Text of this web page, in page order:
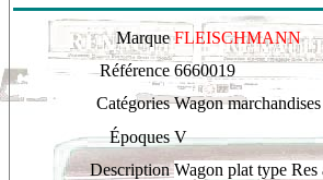
Marque FLEISCHMANN
Référence 6660019
Catégories Wagon marchandises
Époques V
Description Wagon plat type Res